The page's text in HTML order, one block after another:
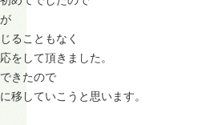
ることもなく
をして頂きました。
きたので
移していこうと思います。